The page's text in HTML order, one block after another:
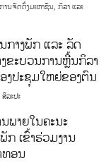
ານຈັດຕັ້ງມະຫາຊົນ,ກິລາ ແລະ
ກາງພັກ ແລະ ລັດ
ຂະບວນການຫຼີ້ນກິລາ
ງປະຊຸມໃຫຍ່ຂອງຕົນ
ລະປະ
ພາຍໃນຄະນະ
ກ ເຂົ້າຮ່ວມງານ
ທອນ